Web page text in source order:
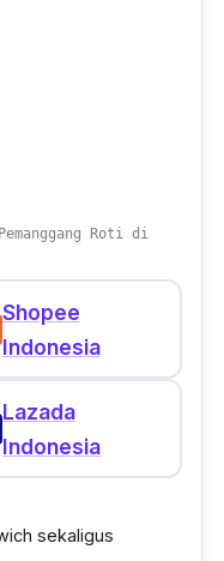
Roti di
Shopee
Indonesia
Lazada
Indonesia
sekaligus